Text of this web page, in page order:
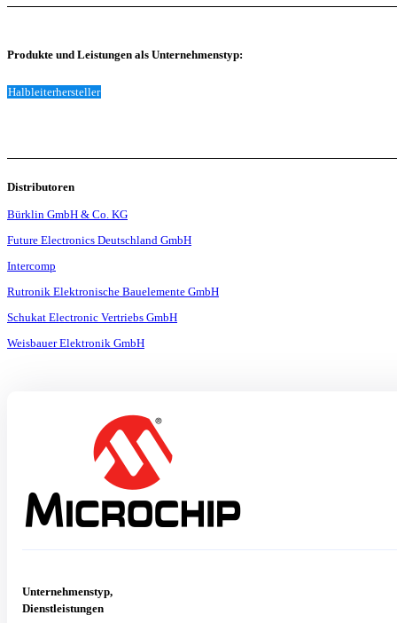
Produkte und Leistungen als Unternehmenstyp:
Halbleiterhersteller
Distributoren
Bürklin GmbH & Co. KG
Future Electronics Deutschland GmbH
Intercomp
Rutronik Elektronische Bauelemente GmbH
Schukat Electronic Vertriebs GmbH
Weisbauer Elektronik GmbH
Unternehmenstyp,
Dienstleistungen